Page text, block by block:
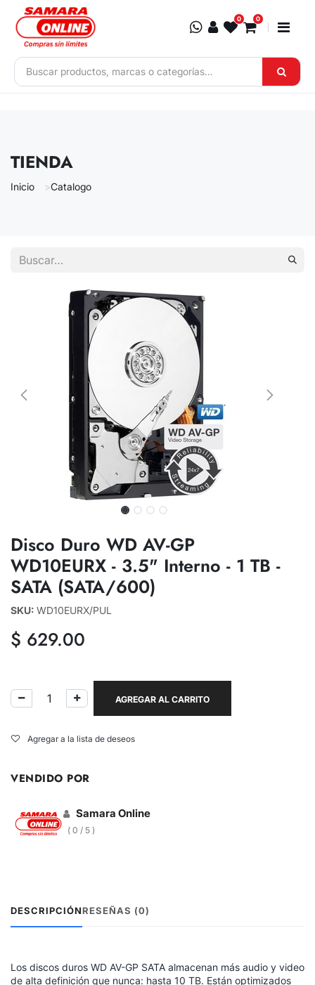
Ir al contenido
0 0
TIENDA
Inicio Catalogo
Disco Duro WD AV-GP
WD10EURX - 3.5" Interno - 1 TB -
SATA (SATA/600)
SKU: WD10EURX/PUL
$ 629.00
AGREGAR AL CARRITO
Agregar a la lista de deseos
VENDIDO POR
Samara Online
( 0 / 5 )
DESCRIPCIÓNRESEÑAS (0)
Los discos duros WD AV-GP SATA almacenan más audio y video
de alta definición que nunca: hasta 10 TB. Están optimizados